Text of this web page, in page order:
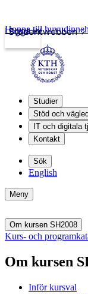
Studentwebben
Logga in
Hoppa till
Studier
Stöd och
IT och digitala
Kontakt
Sök
English
Meny
Om kursen SH2008
Kurs- och
Om kursen
Inför kursval